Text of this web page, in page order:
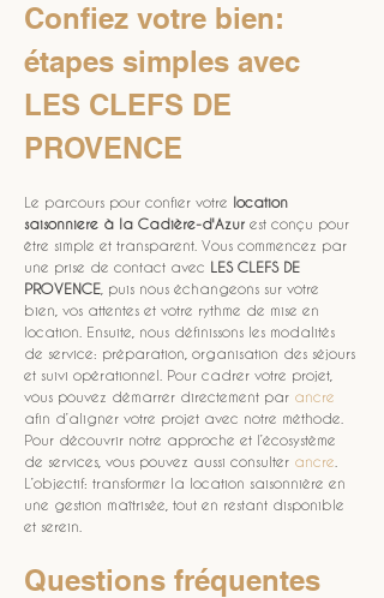
Confiez votre bien:
étapes simples avec
LES CLEFS DE
PROVENCE
Le parcours pour confier votre location
saisonniere à la Cadière-d'Azur est conçu pour
être simple et transparent. Vous commencez par
une prise de contact avec LES CLEFS DE
PROVENCE , puis nous échangeons sur votre
bien, vos attentes et votre rythme de mise en
location. Ensuite, nous définissons les modalités
de service: préparation, organisation des séjours
et suivi opérationnel. Pour cadrer votre projet,
vous pouvez démarrer directement par ancre
afin d’aligner votre projet avec notre méthode.
Pour découvrir notre approche et l’écosystème
de services, vous pouvez aussi consulter ancre
L’objectif: transformer la location saisonnière en
une gestion maîtrisée, tout en restant disponible
et serein.
Questions fréquentes